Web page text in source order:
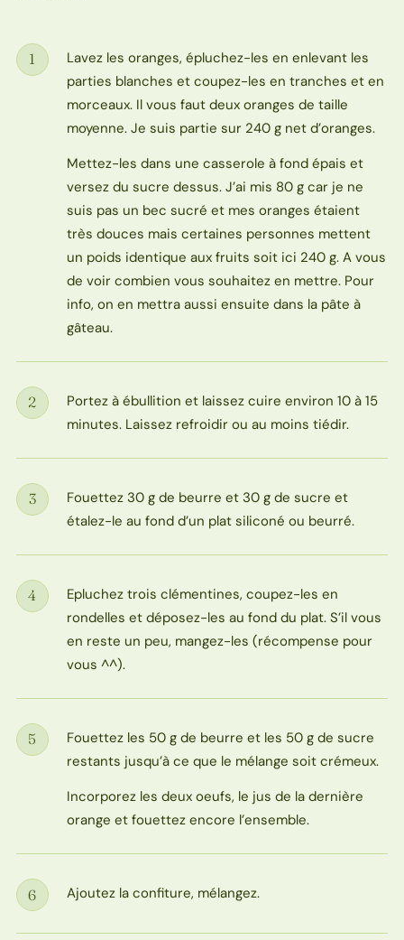
Étape
1
Lavez les oranges, épluchez-les en enlevant les
parties blanches et coupez-les en tranches et en
morceaux. Il vous faut deux oranges de taille
moyenne. Je suis partie sur 240 g net d’oranges.
Mettez-les dans une casserole à fond épais et
versez du sucre dessus. J’ai mis 80 g car je ne
suis pas un bec sucré et mes oranges étaient
très douces mais certaines personnes mettent
un poids identique aux fruits soit ici 240 g. A vous
de voir combien vous souhaitez en mettre. Pour
info, on en mettra aussi ensuite dans la pâte à
gâteau.
Étape
2
Portez à ébullition et laissez cuire environ 10 à 15
minutes. Laissez refroidir ou au moins tiédir.
Étape
3
Fouettez 30 g de beurre et 30 g de sucre et
étalez-le au fond d’un plat siliconé ou beurré.
Étape
4
Epluchez trois clémentines, coupez-les en
rondelles et déposez-les au fond du plat. S’il vous
en reste un peu, mangez-les (récompense pour
vous ^^).
Étape
5
Fouettez les 50 g de beurre et les 50 g de sucre
restants jusqu’à ce que le mélange soit crémeux.
Incorporez les deux oeufs, le jus de la dernière
orange et fouettez encore l’ensemble.
Étape
6 Ajoutez la confiture, mélangez.